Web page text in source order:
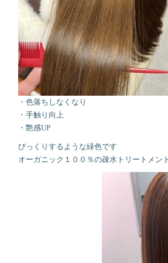
・色落ちしなくなり
・手触り向上
・艶感UP
びっくりするような緑色です
オーガニック１００％の疎水トリートメン